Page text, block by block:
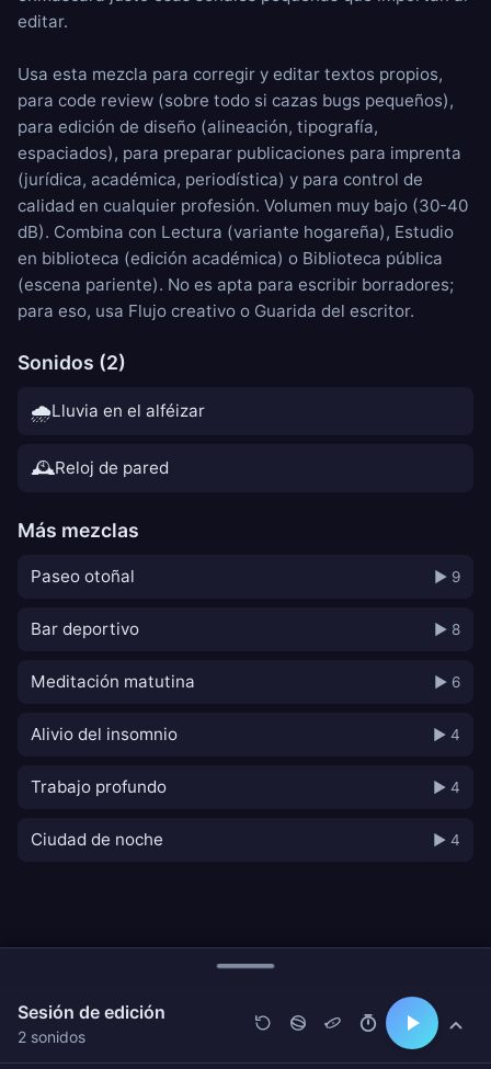
editar.
Usa esta mezcla para corregir y editar textos propios,
para code review (sobre todo si cazas bugs pequeños),
para edición de diseño (alineación, tipografía,
espaciados), para preparar publicaciones para imprenta
(jurídica, académica, periodística) y para control de
calidad en cualquier profesión. Volumen muy bajo (30-40
dB). Combina con Lectura (variante hogareña), Estudio
en biblioteca (edición académica) o Biblioteca pública
(escena pariente). No es apta para escribir borradores;
para eso, usa Flujo creativo o Guarida del escritor.
Sonidos (2)
🌧️Lluvia en el alféizar
🕰️Reloj de pared
Más mezclas
Paseo otoñal ▶ 9
Bar deportivo ▶ 8
Meditación matutina ▶ 6
Alivio del insomnio ▶ 4
Trabajo profundo ▶ 4
Ciudad de noche ▶ 4
Sesión de edición
2 sonidos